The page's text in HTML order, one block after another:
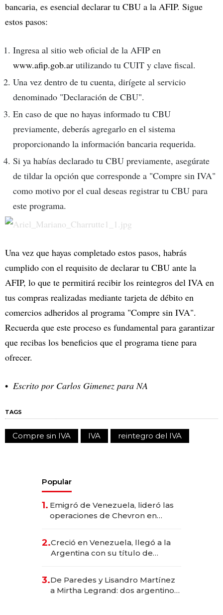
bancaria, es esencial declarar tu CBU a la AFIP. Sigue
estos pasos:
Ingresa al sitio web oficial de la AFIP en
www.afip.gob.ar utilizando tu CUIT y clave fiscal.
Una vez dentro de tu cuenta, dirígete al servicio
denominado "Declaración de CBU".
En caso de que no hayas informado tu CBU
previamente, deberás agregarlo en el sistema
proporcionando la información bancaria requerida.
Si ya habías declarado tu CBU previamente, asegúrate
de tildar la opción que corresponde a "Compre sin IVA"
como motivo por el cual deseas registrar tu CBU para
este programa.
Una vez que hayas completado estos pasos, habrás
cumplido con el requisito de declarar tu CBU ante la
AFIP, lo que te permitirá recibir los reintegros del IVA en
tus compras realizadas mediante tarjeta de débito en
comercios adheridos al programa "Compre sin IVA".
Recuerda que este proceso es fundamental para garantizar
que recibas los beneficios que el programa tiene para
ofrecer.
Escrito por Carlos Gimenez para NA
TAGS
Compre sin IVA IVA reintegro del IVA
Popular
1. Emigró de Venezuela, lideró las
operaciones de Chevron en
2.Creció en Venezuela, llegó a la
Argentina con su título de
las marcas "fast premium"
3.De Paredes y Lisandro Martínez
a Mirtha Legrand: dos argentinos